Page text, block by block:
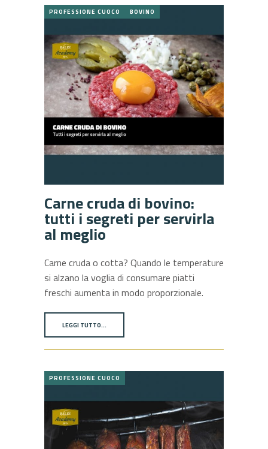
PROFESSIONE CUOCO BOVINO
Carne cruda di bovino:
tutti i segreti per servirla
al meglio
Carne cruda o cotta? Quando le temperature
si alzano la voglia di consumare piatti
freschi aumenta in modo proporzionale.
LEGGI TUTTO…
PROFESSIONE CUOCO